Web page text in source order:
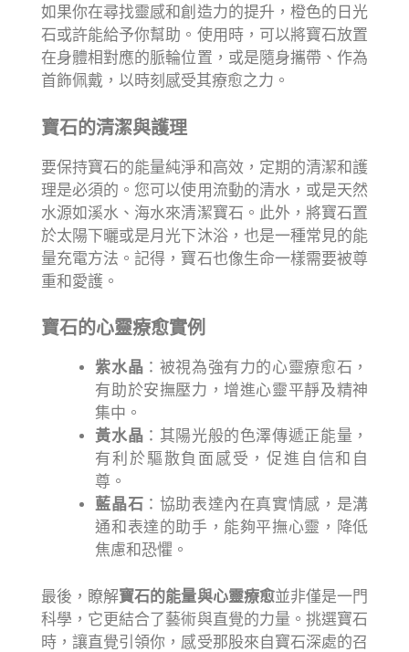
如果你在尋找靈感和創造力的提升，橙色的日光
石或許能給予你幫助。使用時，可以將寶石放置
在身體相對應的脈輪位置，或是隨身攜帶、作為
首飾佩戴，以時刻感受其療愈之力。
寶石的清潔與護理
要保持寶石的能量純淨和高效，定期的清潔和護
理是必須的。您可以使用流動的清水，或是天然
水源如溪水、海水來清潔寶石。此外，將寶石置
於太陽下曬或是月光下沐浴，也是一種常見的能
量充電方法。記得，寶石也像生命一樣需要被尊
重和愛護。
寶石的心靈療愈實例
紫水晶 ：被視為強有力的心靈療愈石，
有助於安撫壓力，增進心靈平靜及精神
集中。
黃水晶 ：其陽光般的色澤傳遞正能量，
有利於驅散負面感受，促進自信和自
尊。
藍晶石 ：協助表達內在真實情感，是溝
通和表達的助手，能夠平撫心靈，降低
焦慮和恐懼。
最後，瞭解寶石的能量與心靈療愈並非僅是一門
科學，它更結合了藝術與直覺的力量。挑選寶石
時，讓直覺引領你，感受那股來自寶石深處的召